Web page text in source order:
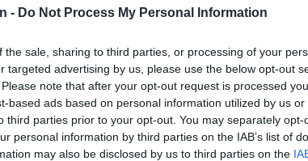
- Do Not Process My Personal Information
the sale, sharing to third parties, or processing of your
targeted advertising by us, please use the below opt-out
note that after your opt-out request is processed
based ads based on personal information utilized by us or
third parties prior to your opt-out. You may separately opt-
personal information by third parties on the IAB’s list of
may also be disclosed by us to third parties on the